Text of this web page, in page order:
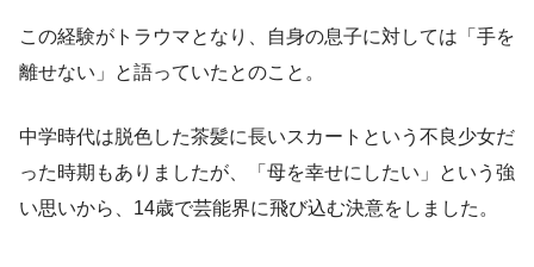
この経験がトラウマとなり、自身の息子に対しては「手を
離せない」と語っていたとのこと。
中学時代は脱色した茶髪に長いスカートという不良少女だ
った時期もありましたが、「母を幸せにしたい」という強
い思いから、14歳で芸能界に飛び込む決意をしました。